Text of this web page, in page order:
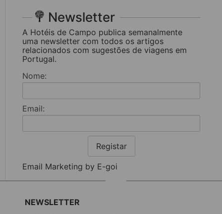
Newsletter
A Hotéis de Campo publica semanalmente
uma newsletter com todos os artigos
relacionados com sugestões de viagens em
Portugal.
Nome:
Email:
Registar
Email Marketing by E-goi
NEWSLETTER